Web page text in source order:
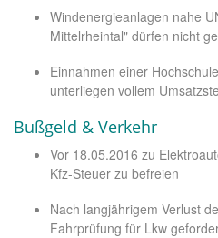
Windenergieanlagen nahe
Mittelrheintal" dürfen nicht
Einnahmen einer
unterliegen vollem
Bußgeld & Verkehr
Vor 18.05.2016 zu
Kfz-Steuer zu befreien
Nach langjährigem Verlust
Fahrprüfung für Lkw